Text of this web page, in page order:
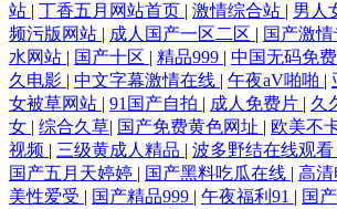
站 | 丁香五月网站首页 | 激情综合站 | 男人
频污版网站 | 成人国产一区二区 | 国产激
水网站 | 国产十区 | 精品999 | 中国无码免
久电影 | 中文字幕激情在线 | 午夜aV啪啪 |
女被草网站 | 91国产自拍 | 成人免费片 | 久
女 | 综合久草| 国产免费黄色网址 | 欧美不
视频 | 三级黄成人精品 | 波多野结在线观看
国产五月天婷婷 | 国产黑料吃瓜在线 | 高
美性爱受 | 国产精品999 | 午夜福利91 | 国